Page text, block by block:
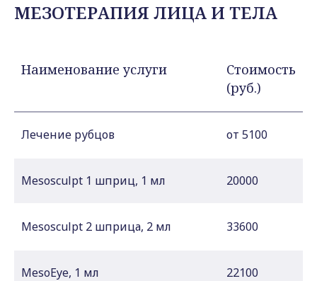
МЕЗОТЕРАПИЯ ЛИЦА И ТЕЛА
Наименование услуги
Стоимость
(руб.)
Лечение рубцов от 5100
Mesosculpt 1 шприц, 1 мл 20000
Mesosculpt 2 шприца, 2 мл 33600
MesoEye, 1 мл 22100